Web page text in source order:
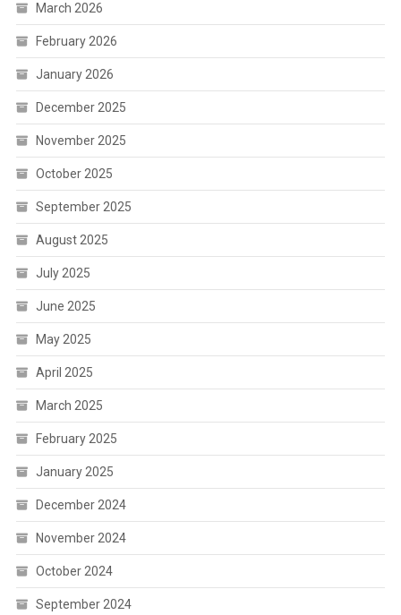
March 2026
February 2026
January 2026
December 2025
November 2025
October 2025
September 2025
August 2025
July 2025
June 2025
May 2025
April 2025
March 2025
February 2025
January 2025
December 2024
November 2024
October 2024
September 2024